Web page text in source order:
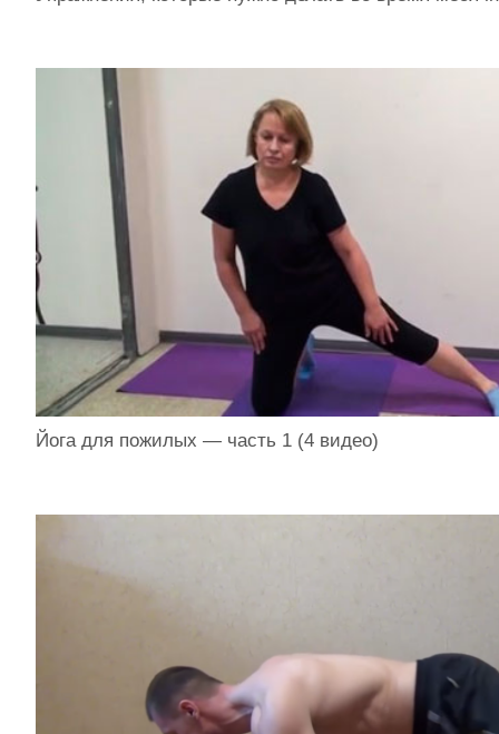
Йога для пожилых — часть 1 (4 видео)